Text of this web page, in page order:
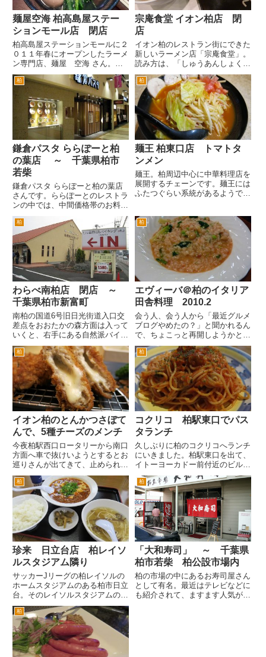
麺屋空海 柏高島屋ステー
ションモール店 閉店
柏高島屋ステーションモールに２
０１１年春にオープンしたラーメ
ン専門店、麺屋 空海 さん。こ
の場所は、以前カレーの新宿中村
屋だったかな。 麺屋 空海さん
というと都内や神奈川県で見かけ
るチェーンのラーメン専門店です
ね。ＦＣで結構出店していて浜
宗庵食堂 イオン柏店 閉
店
イオン柏のレストラン街にできた
新しいラーメン店「宗庵食堂」。
読み方は、「しゅうあんしょくど
う」だそうです。 チェーン店で
しょうか。現在は、柏イオンと勝
田台にお店が、あるようです。ま
た「食堂」ではないラーメン店と
しては、千葉･船橋･北千住･錦...
柏
鎌倉パスタ ららぽーと柏
の葉店 ～ 千葉県柏市
若柴
鎌倉パスタ ららぽーと柏の葉店
さんです。ららぽーとのレストラ
ンの中では、中間価格帯のお料理
を提供するお店という位置づけで
しょうか。 ららぽーと内のレス
トランで同じ洋食、イタリアンの
お店としては、並びにあるレスト
ランサバティーニは、ちょっと
高...
柏
麺王 柏東口店 トマトタ
ンメン
麺王。柏周辺中心に中華料理店を
展開するチェーンです。麺王には
ふたつぐらい系統があるようです
りませんが、とりあえず柏駅東口
の麺王に来ました。この店舗の脇
にメニューが出ているの...
柏
わらべ南柏店 閉店 ～
千葉県柏市新富町
南柏の国道6号旧日光街道入口交
差点をおおたかの森方面は入って
いくと、右手にある自然派バイキ
ングのお店 わらべ 南柏店さ
ん。 食べ放題、バイキングスタ
イルのお店の中で、特に自然食、
和食が充実しているお店です。和
風・洋食・新鮮野菜料理・全国各
地...
柏
エヴィーバ＠柏のイタリア
田舎料理 2010.2
会う人、会う人から「最近グルメ
ブログやめたの？」と聞かれるん
で、ちょこっと再開しようかと
(;^_^A とりあえず定番の柏西口
のエヴィーバの話など。 訪問し
た夜は、ほぼ満席。でも駐車場
が、空いていたので、ラッキー。
土浦ナンバーのカップルが、...
柏
イオン柏のとんかつさぼて
んで、5種チーズのメンチ
今夜柏駅西口ロータリーから南口
方面へ車で抜けいようとするとお
巡りさんが出てきて、止められま
した。なんだろ？と思った次の瞬
間、左に駐車しているアンテナが
ボコボコたった黒い車両とイヤフ
ォンをしたダークスーツの男性
が。あ、SPだとすぐ気づきまし
た...
柏
コクリコ 柏駅東口でパス
タランチ
久しぶりに柏のコクリコへランチ
にいきました。柏駅東口を出て、
イトーヨーカドー前付近のビル
（隣がマクドナルド）の大戸屋側
からはいります。マクドナルドの
右の路地からも入ることはできま
す。今回は、大戸屋側から入って
みました。 大戸屋は地下へ降
り...
柏
珍来 日立台店 柏レイソ
ルスタジアム隣り
サッカーJリーグの柏レイソルの
ホームスタジアムのある柏市日立
台。そのレイソルスタジアムの入
口の脇にあるのが、埼玉、千葉、
茨城に多く出店している中華料理
の珍来 日立台店さんです。
この場所はもともとラーメンチェ
ーンのくるまやラーメンでし
た。...
柏
「大和寿司」 ～ 千葉県
柏市若柴 柏公設市場内
柏の市場の中にあるお寿司屋さん
として有名。最近はテレビなどに
も紹介されて、ますます人気がで
柏